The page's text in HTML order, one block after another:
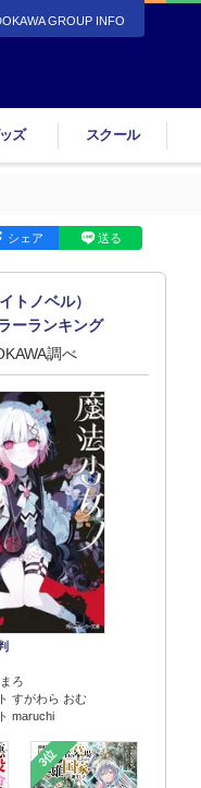
GROUP INFO
ズ スクール
シェア 送る
トノベル）
ーランキング
調べ
ろ
すがわら おむ
maruchi
3位